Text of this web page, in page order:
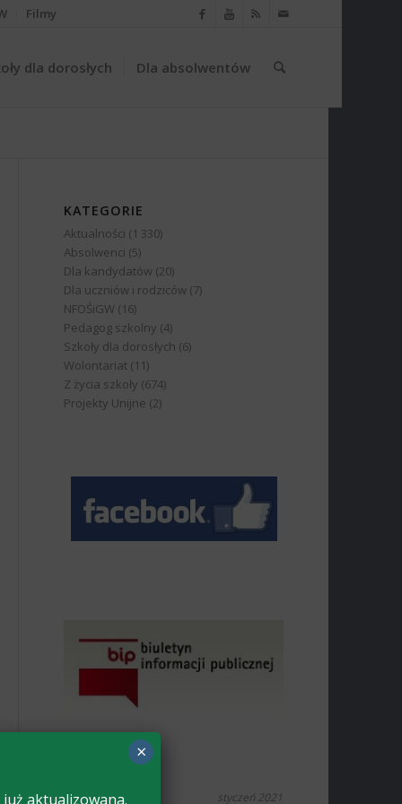
Filmy
dla dorosłych Dla absolwentów
KATEGORIE
Aktualności (1 330)
Absolwenci (5)
Dla kandydatów (20)
Dla uczniów i rodziców (7)
NFOŚiGW (16)
Pedagog szkolny (4)
Szkoły dla dorosłych (6)
Wolontariat (11)
Z życia szkoły (674)
Projekty Unijne (2)
styczeń 2021
aktualizowana.
×